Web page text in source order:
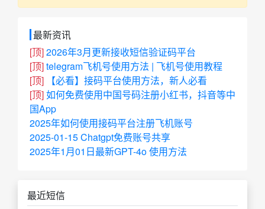
最新资讯
[顶]2026年3月更新接收短信验证码平台
[顶]telegram飞机号使用方法 | 飞机号使用教程
[顶]
【必看】接码平台使用方法，新人必看
[顶]如何免费使用中国号码注册小红书，抖音等中
国App
2025年如何使用接码平台注册飞机账号
2025-01-15 Chatgpt免费账号共享
2025年1月01日最新GPT-4o 使用方法
最近短信